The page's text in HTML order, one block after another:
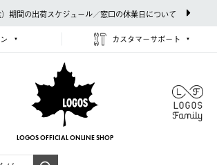
期間の出荷スケジュール／窓口の休業日について
カスタマーサポート
LOGOS OFFICIAL ONLINE SHOP